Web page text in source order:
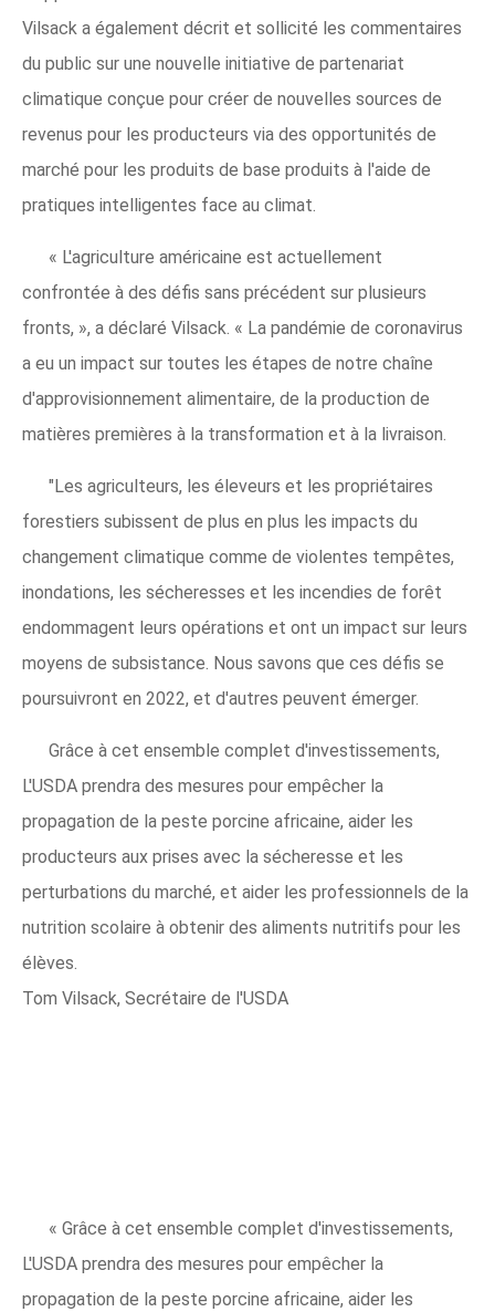
Vilsack a également décrit et sollicité les commentaires
du public sur une nouvelle initiative de partenariat
climatique conçue pour créer de nouvelles sources de
revenus pour les producteurs via des opportunités de
marché pour les produits de base produits à l'aide de
pratiques intelligentes face au climat.
« L'agriculture américaine est actuellement
confrontée à des défis sans précédent sur plusieurs
fronts, », a déclaré Vilsack. « La pandémie de coronavirus
a eu un impact sur toutes les étapes de notre chaîne
d'approvisionnement alimentaire, de la production de
matières premières à la transformation et à la livraison.
"Les agriculteurs, les éleveurs et les propriétaires
forestiers subissent de plus en plus les impacts du
changement climatique comme de violentes tempêtes,
inondations, les sécheresses et les incendies de forêt
endommagent leurs opérations et ont un impact sur leurs
moyens de subsistance. Nous savons que ces défis se
poursuivront en 2022, et d'autres peuvent émerger.
Grâce à cet ensemble complet d'investissements,
L'USDA prendra des mesures pour empêcher la
propagation de la peste porcine africaine, aider les
producteurs aux prises avec la sécheresse et les
perturbations du marché, et aider les professionnels de la
nutrition scolaire à obtenir des aliments nutritifs pour les
élèves.
Tom Vilsack, Secrétaire de l'USDA
« Grâce à cet ensemble complet d'investissements,
L'USDA prendra des mesures pour empêcher la
propagation de la peste porcine africaine, aider les